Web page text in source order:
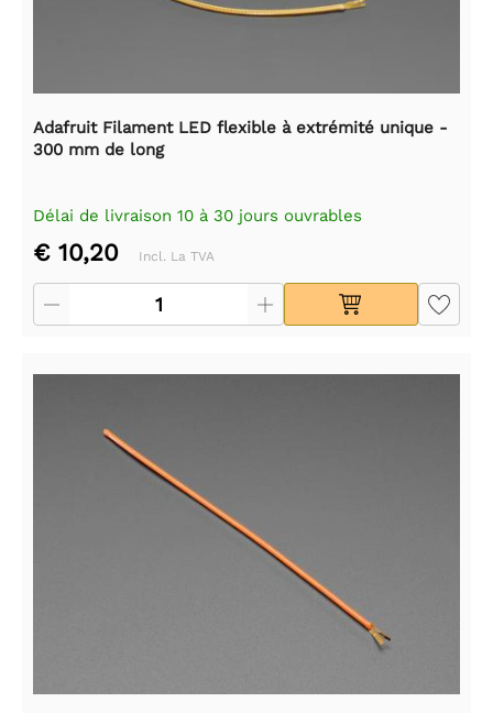
Adafruit Filament LED flexible à extrémité unique -
300 mm de long
Délai de livraison 10 à 30 jours ouvrables
€ 10,20 Incl. La TVA